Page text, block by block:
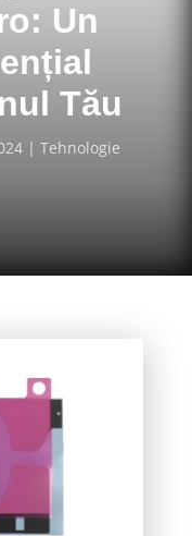
Un
Tău
Tehnologie